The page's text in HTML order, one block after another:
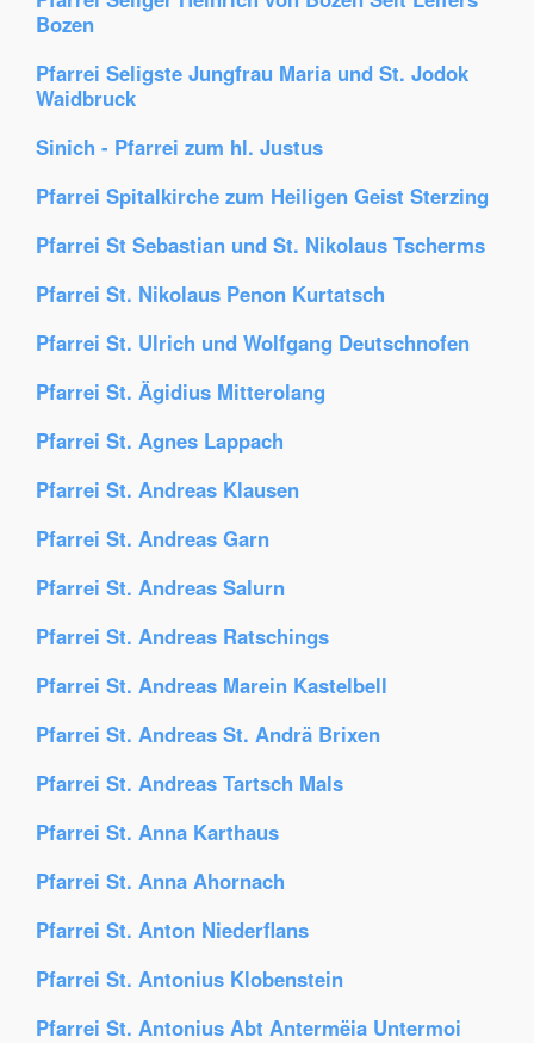
Bozen
Pfarrei Seligste Jungfrau Maria und St. Jodok
Waidbruck
Sinich - Pfarrei zum hl. Justus
Pfarrei Spitalkirche zum Heiligen Geist Sterzing
Pfarrei St Sebastian und St. Nikolaus Tscherms
Pfarrei St. Nikolaus Penon Kurtatsch
Pfarrei St. Ulrich und Wolfgang Deutschnofen
Pfarrei St. Ägidius Mitterolang
Pfarrei St. Agnes Lappach
Pfarrei St. Andreas Klausen
Pfarrei St. Andreas Garn
Pfarrei St. Andreas Salurn
Pfarrei St. Andreas Ratschings
Pfarrei St. Andreas Marein Kastelbell
Pfarrei St. Andreas St. Andrä Brixen
Pfarrei St. Andreas Tartsch Mals
Pfarrei St. Anna Karthaus
Pfarrei St. Anna Ahornach
Pfarrei St. Anton Niederflans
Pfarrei St. Antonius Klobenstein
Pfarrei St. Antonius Abt Antermëia Untermoi